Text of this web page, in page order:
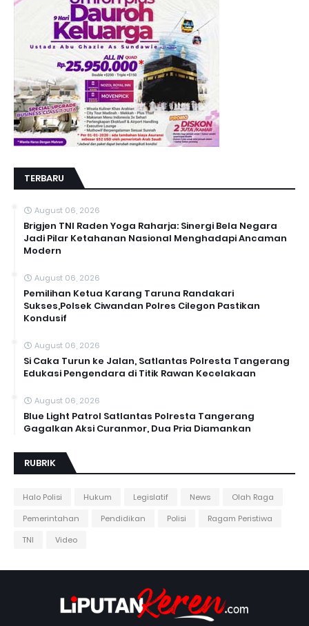
TERBARU
August 06, 2026
Brigjen TNI Raden Yoga Raharja: Sinergi Bela Negara
Jadi Pilar Ketahanan Nasional Menghadapi Ancaman
Modern
August 06, 2026
Pemilihan Ketua Karang Taruna Randakari
Sukses,Polsek Ciwandan Polres Cilegon Pastikan
Kondusif
August 06, 2026
Si Caka Turun ke Jalan, Satlantas Polresta Tangerang
Edukasi Pengendara di Titik Rawan Kecelakaan
August 06, 2026
Blue Light Patrol Satlantas Polresta Tangerang
Gagalkan Aksi Curanmor, Dua Pria Diamankan
RUBRIK
Halo Polisi Hukum Legislatif News
Olah Raga
Pemerintahan
Pendidikan Polisi
Ragam Peristiwa
TNI
Video